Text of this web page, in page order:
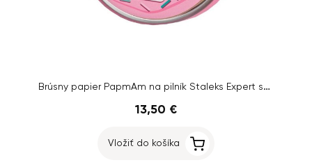
Brúsny papier PapmAm na pilník Staleks Expert so zrnitosťou 180, 7 m
13,50 €
Vložiť do košíka